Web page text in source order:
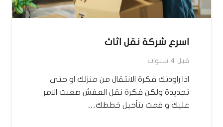
اسرع شركة نقل اثاث
قبل 4 سنوات
اذا راودتك فكرة الانتقال من منزلك او حتى
تجديدة ولكن فكرة نقل العفش صعبت الامر
عليك و قمت بتأجيل خططك…